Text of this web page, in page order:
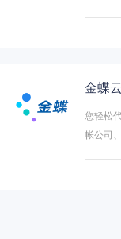
金蝶
您轻松
帐公司